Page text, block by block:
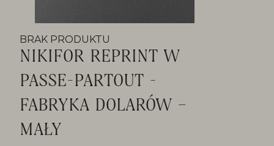
BRAK PRODUKTU
NIKIFOR REPRINT W
PASSE-PARTOUT -
FABRYKA DOLARÓW –
MAŁY